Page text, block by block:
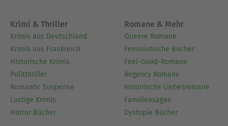
Krimi & Thriller
Krimis aus Deutschland
Krimis aus Frankreich
Historische Krimis
Politthriller
Romantic Suspense
Lustige Krimis
Horror Bücher
Romane & Mehr
Queere Romane
Feministische Bücher
Feel-Good-Romane
Regency Romane
Historische Liebesromane
Familiensagas
Dystopie Bücher